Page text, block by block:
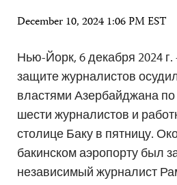
December 10, 2024 1:06 PM EST
Нью-Йорк, 6 декабря 2024
защите журналистов
властями Азербайджана
шести журналистов и
столице Баку в пятницу.
бакинском аэропорту был
независимый журналист